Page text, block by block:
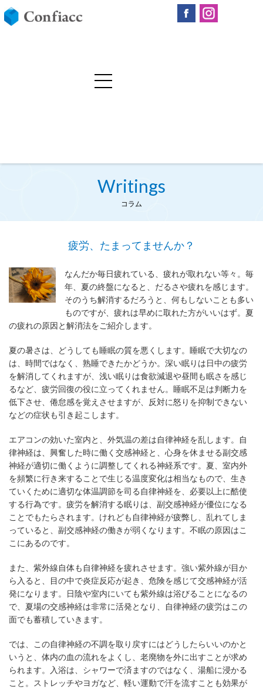
Writings
コラム
疲労、たまってませんか？
なんだか毎日疲れている、疲れが取れない等々。毎
年、夏の終盤になると、だるさや疲れを感じます。
そのうち解消するだろうと、何もしないことも多い
ものですが、疲れは早めに取れた方がいいはず。夏
の疲れの原因と解消法をご紹介します。
夏の暑さは、どうしても睡眠の質を悪くします。睡眠で大切なの
は、時間ではなく、熟睡できたかどうか。深い眠りは日中の疲労
を解消してくれますが、浅い眠りは食欲減退や昼間も眠さを感じ
るなど、疲労回復の役に立ってくれません。睡眠不足は判断力を
低下させ、倦怠感を覚えさせますが、反対に怒りを抑制できない
などの症状も引き起こします。
エアコンの効いた室内と、外気温の差は自律神経を乱します。自
律神経は、興奮した時に働く交感神経と、心身を休ませる副交感
神経が適切に働くように調整してくれる神経系です。夏、室内外
を頻繁に行き来することで生じる温度変化は相当なもので、生き
ていくために適切な体温調節を司る自律神経を、必要以上に酷使
する行為です。疲労を解消する眠りは、副交感神経が優位になる
ことでもたらされます。けれども自律神経が疲弊し、乱れてしま
っていると、副交感神経の働きが弱くなります。不眠の原因はこ
こにあるのです。
また、紫外線自体も自律神経を疲れさせます。強い紫外線が目か
ら入ると、目の中で炎症反応が起き、危険を感じて交感神経が活
発になります。日陰や室内にいても紫外線は浴びることになるの
で、夏場の交感神経は非常に活発となり、自律神経の疲労はこの
面でも蓄積していきます。
では、この自律神経の不調を取り戻すにはどうしたらいいのかと
いうと、体内の血の流れをよくし、老廃物を外に出すことが求め
られます。入浴は、シャワーで済ますのではなく、湯船に浸かる
こと。ストレッチやヨガなど、軽い運動で汗を流すことも効果が